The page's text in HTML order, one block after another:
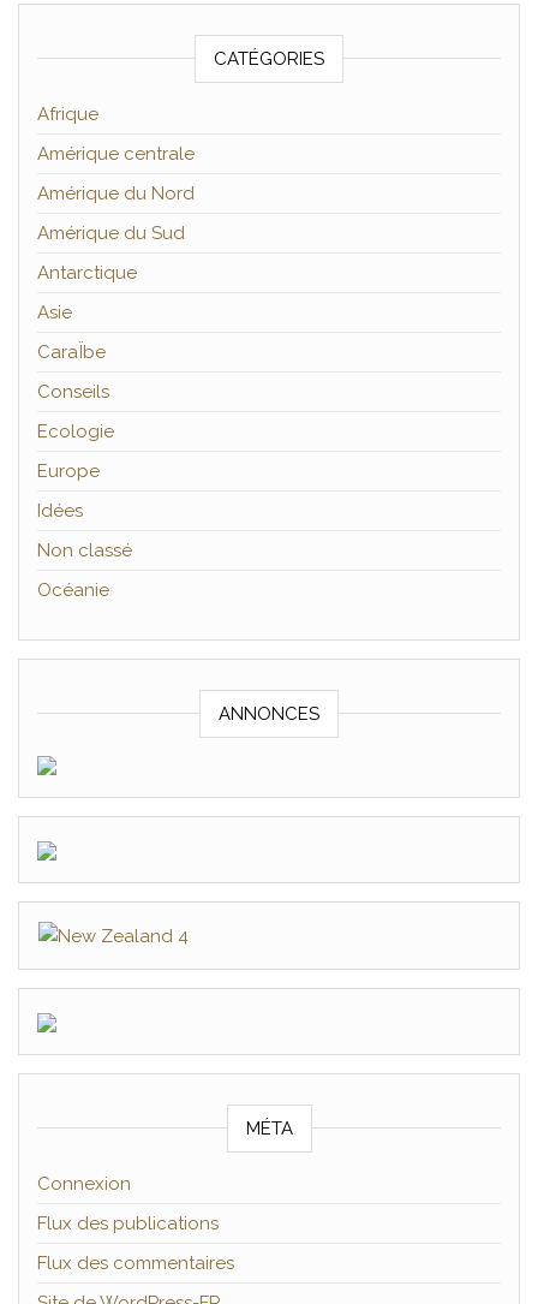
CATÉGORIES
Afrique
Amérique centrale
Amérique du Nord
Amérique du Sud
Antarctique
Asie
CaraÏbe
Conseils
Ecologie
Europe
Idées
Non classé
Océanie
ANNONCES
MÉTA
Connexion
Flux des publications
Flux des commentaires